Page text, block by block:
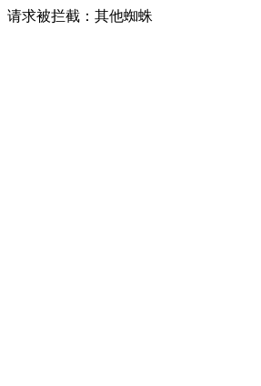
请求被拦截：其他蜘蛛